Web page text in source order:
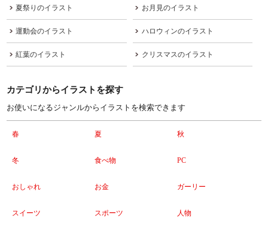
夏祭りのイラスト お月見のイラスト
運動会のイラスト ハロウィンのイラスト
紅葉のイラスト クリスマスのイラスト
カテゴリからイラストを探す
お使いになるジャンルからイラストを検索できます
春 夏 秋
冬 食べ物 PC
おしゃれ お金 ガーリー
スイーツ スポーツ 人物